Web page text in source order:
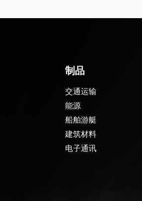
制品
交通运输
能源
船舶游艇
建筑材料
电子通讯